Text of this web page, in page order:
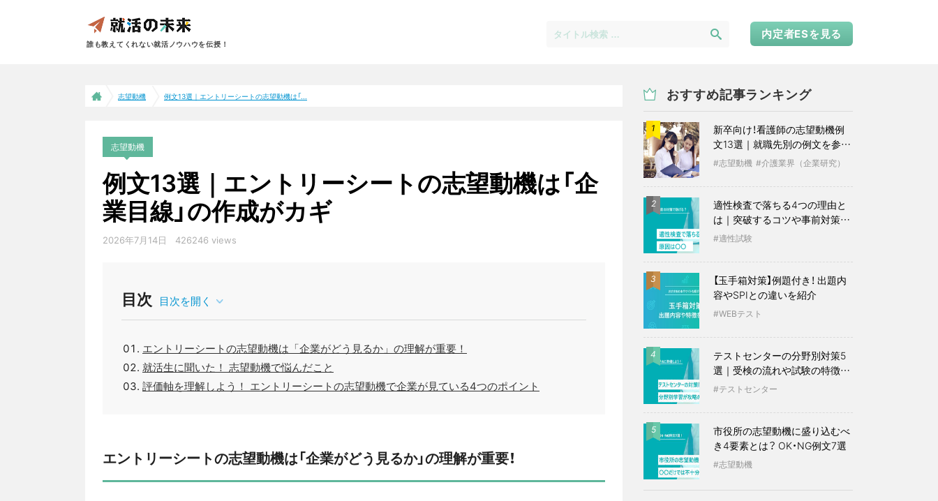
誰も教えてくれない就活ノウハウを伝授！
内定者ESを見る
志望動機 例文13選｜エントリーシートの志望動機は「...
志望動機
例文13選｜エントリーシートの志望動機は「企
業目線」の作成がカギ
2026年7月14日 426246 views
目次 目次を開く
エントリーシートの志望動機は「企業がどう見るか」の理解が重要！
就活生に聞いた！ 志望動機で悩んだこと
評価軸を理解しよう！ エントリーシートの志望動機で企業が見ている4つのポイント
エントリーシートの志望動機は「企業がどう見るか」の理解が重要！
おすすめ記事ランキング
1
新卒向け！看護師の志望動機例
文13選｜就職先別の例文を参考
に志望動機 介護業界（企業研究）
2
適性検査で落ちる4つの理由と
は｜突破するコツや事前対策も
紹介
適性試験
3
【玉手箱対策】例題付き！ 出題内
容やSPIとの違いを紹介
WEBテスト
4
テストセンターの分野別対策5
選｜受検の流れや試験の特徴も
紹介
テストセンター
5
市役所の志望動機に盛り込むべ
き4要素とは？ OK・NG例文7選
志望動機